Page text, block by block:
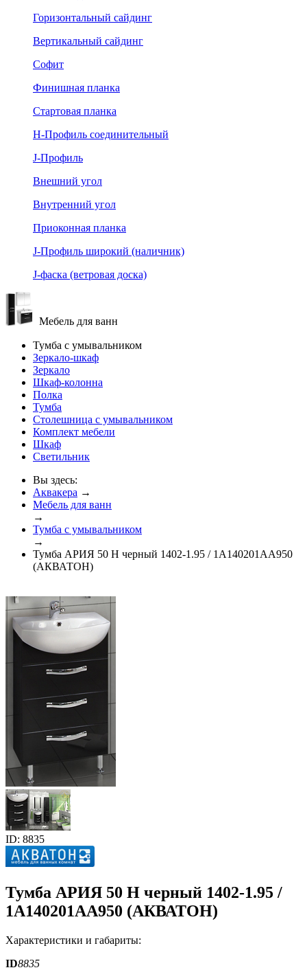
Горизонтальный сайдинг
Вертикальный сайдинг
Софит
Финишная планка
Стартовая планка
Н-Профиль соединительный
J-Профиль
Внешний угол
Внутренний угол
Приоконная планка
J-Профиль широкий (наличник)
J-фаска (ветровая доска)
Мебель для ванн
Тумба с умывальником
Зеркало-шкаф
Зеркало
Шкаф-колонна
Полка
Тумба
Столешница с умывальником
Комплект мебели
Шкаф
Светильник
Вы здесь:
Аквакера →
Мебель для ванн
→
Тумба с умывальником
→
Тумба АРИЯ 50 Н черный 1402-1.95 / 1A140201AA950
(АКВАТОН)
ID: 8835
Тумба АРИЯ 50 Н черный 1402-1.95 /
1A140201AA950 (АКВАТОН)
Характеристики и габариты:
ID8835